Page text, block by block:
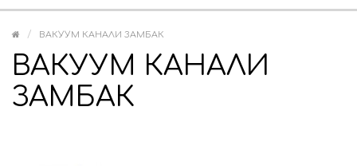
ВАКУУМ КАНАЛИ ЗАМБАК
ВАКУУМ КАНАЛИ
ЗАМБАК